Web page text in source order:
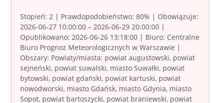
Stopień: 2 | Prawdopodobieństwo: 80% | Obowiązuje:
2026-06-27 10:00:00 – 2026-06-29 20:00:00 |
Opublikowano: 2026-06-26 13:18:00 | Biuro: Centralne
Biuro Prognoz Meteorologicznych w Warszawie |
Obszary: Powiaty/miasta: powiat augustowski, powiat
sejneński, powiat suwalski, miasto Suwałki, powiat
bytowski, powiat gdański, powiat kartuski, powiat
nowodworski, miasto Gdańsk, miasto Gdynia, miasto
Sopot, powiat bartoszycki, powiat braniewski, powiat